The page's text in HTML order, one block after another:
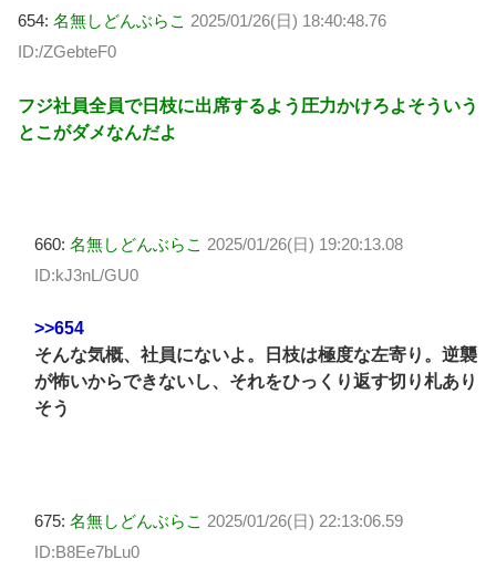
654: 名無しどんぶらこ 2025/01/26(日) 18:40:48.76
ID:/ZGebteF0
フジ社員全員で日枝に出席するよう圧力かけろよそういう
とこがダメなんだよ
660: 名無しどんぶらこ 2025/01/26(日) 19:20:13.08
ID:kJ3nL/GU0
>>654
そんな気概、社員にないよ。日枝は極度な左寄り。逆襲
が怖いからできないし、それをひっくり返す切り札あり
そう
675: 名無しどんぶらこ 2025/01/26(日) 22:13:06.59
ID:B8Ee7bLu0